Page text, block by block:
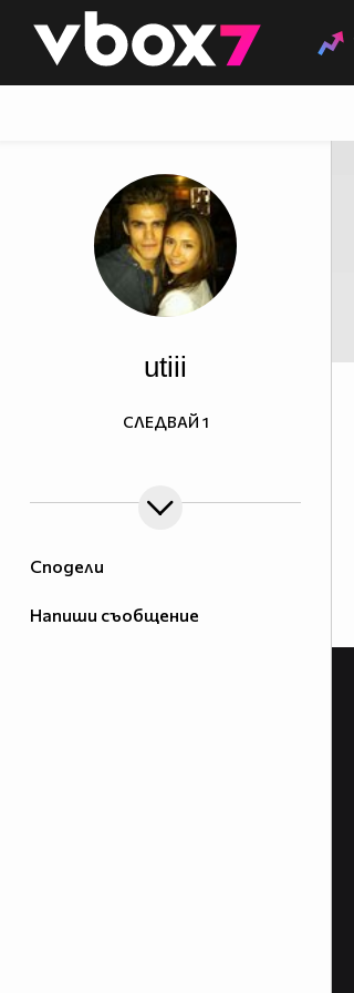
👾
Сподели
Напиши съобщение
utiii
СЛЕДВАЙ 1